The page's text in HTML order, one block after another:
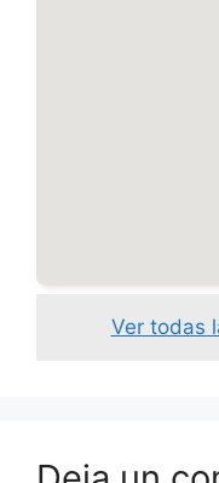
Ver todas